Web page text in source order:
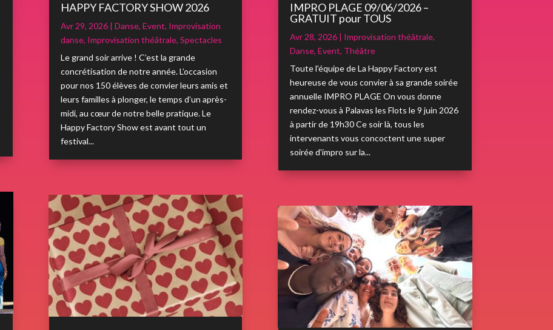
HAPPY FACTORY SHOW 2026
Avr 29, 2026| Danse, Event, Improvisation
danse, Improvisation théâtrale, Spectacles
Le grand soir arrive ! C’est la grande
concrétisation de notre année. L’occasion
pour nos 150 élèves de convier leurs amis et
leurs familles à plonger, le temps d’un après-
midi, au cœur de notre belle pratique. Le
Happy Factory Show est avant tout un
festival...
IMPRO PLAGE 09/06/2026 –
GRATUIT pour TOUS
Avr 28, 2026| Improvisation théâtrale,
Danse, Event, Théâtre
Toute l'équipe de La Happy Factory est
heureuse de vous convier à sa grande soirée
annuelle IMPRO PLAGE On vous donne
rendez-vous à Palavas les Flots le 9 juin 2026
à partir de 19h30 Ce soir là, tous les
intervenants vous concoctent une super
soirée d'impro sur la...